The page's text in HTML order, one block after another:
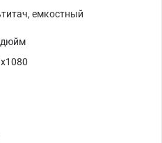
емкостный
дюйм